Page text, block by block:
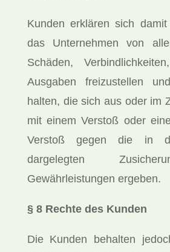
Kunden erklären sich damit
das Unternehmen von
Schäden,
Ausgaben freizustellen
halten, die sich aus oder im
mit einem Verstoß oder
Verstoß gegen die in
dargelegten
Gewährleistungen ergeben.
§ 8 Rechte des Kunden
Die Kunden behalten